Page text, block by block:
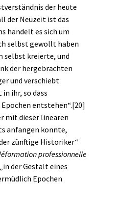
der heute
der Neuzeit ist das
handelt es sich um
selbst gewollt haben
selbst kreierte, und
der hergebrachten
und verschiebt
ihr, so dass
entstehen“.[20]
mit dieser linearen
anfangen konnte,
zünftige Historiker“
professionnelle
der Gestalt eines
Epochen